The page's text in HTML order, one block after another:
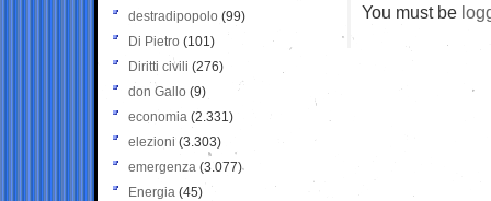
You must be
destradipopolo (99)
Di Pietro (101)
Diritti civili (276)
don Gallo (9)
economia (2.331)
elezioni (3.303)
emergenza (3.077)
Energia (45)